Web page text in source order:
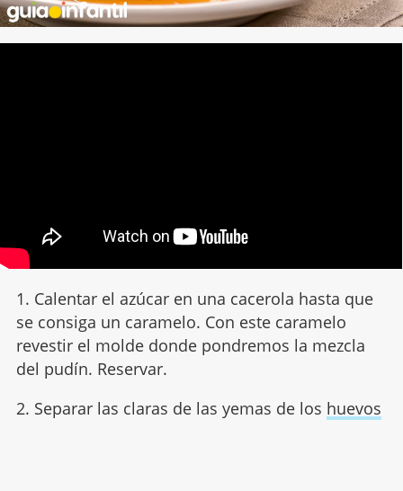
1. Calentar el azúcar en una cacerola hasta que
se consiga un caramelo. Con este caramelo
revestir el molde donde pondremos la mezcla
del pudín. Reservar.
2. Separar las claras de las yemas de los huevos